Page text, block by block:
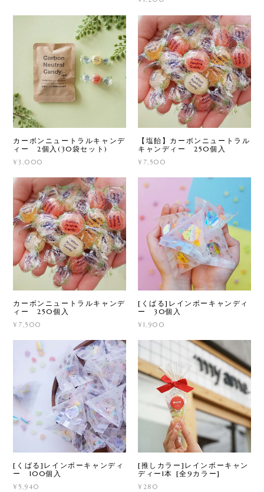
カーボンニュートラルキャンデ
ィー 2個入(30袋セット)
¥3,000
【塩飴】カーボンニュートラル
キャンディー 250個入
¥7,500
カーボンニュートラルキャンデ
ィー 250個入
¥7,500
[くばる]レインボーキャンディ
ー 30個入
¥1,900
[くばる]レインボーキャンディ
ー 100個入
¥5,940
[推しカラー]レインボーキャン
ディー1本 [全9カラー]
¥280